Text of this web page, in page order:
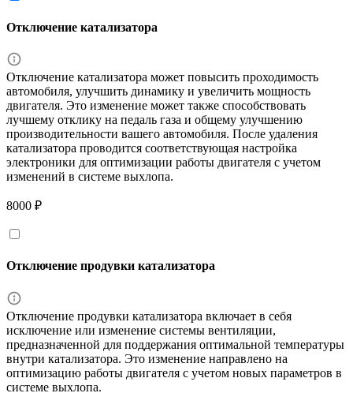
Отключение катализатора
Отключение катализатора может повысить проходимость
автомобиля, улучшить динамику и увеличить мощность
двигателя. Это изменение может также способствовать
лучшему отклику на педаль газа и общему улучшению
производительности вашего автомобиля. После удаления
катализатора проводится соответствующая настройка
электроники для оптимизации работы двигателя с учетом
изменений в системе выхлопа.
8000 ₽
Отключение продувки катализатора
Отключение продувки катализатора включает в себя
исключение или изменение системы вентиляции,
предназначенной для поддержания оптимальной температуры
внутри катализатора. Это изменение направлено на
оптимизацию работы двигателя с учетом новых параметров в
системе выхлопа.